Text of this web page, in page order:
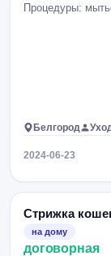
Процедуры:
Белгород
2024-06-23
Стрижка
на дому
договорная